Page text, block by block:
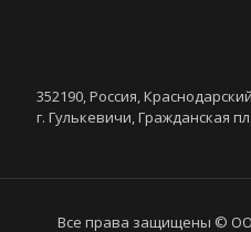
352190, Россия,
г. Гулькевичи, Гражданская
Все права защищены ©